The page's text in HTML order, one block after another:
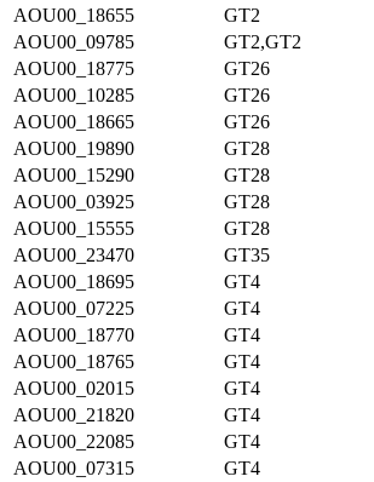
AOU00_18655
GT2
AOU00_09785
GT2,GT2
AOU00_18775
GT26
AOU00_10285
GT26
AOU00_18665
GT26
AOU00_19890
GT28
AOU00_15290
GT28
AOU00_03925
GT28
AOU00_15555
GT28
AOU00_23470
GT35
AOU00_18695
GT4
AOU00_07225
GT4
AOU00_18770
GT4
AOU00_18765
GT4
AOU00_02015
GT4
AOU00_21820
GT4
AOU00_22085
GT4
AOU00_07315
GT4